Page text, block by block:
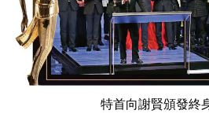
特首向謝賢頒發終